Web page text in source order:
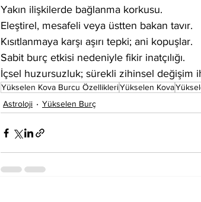
Yakın ilişkilerde bağlanma korkusu.
Eleştirel, mesafeli veya üstten bakan tavır.
Kısıtlanmaya karşı aşırı tepki; ani kopuşlar.
Sabit burç etkisi nedeniyle fikir inatçılığı.
İçsel huzursuzluk; sürekli zihinsel değişim
Yükselen Kova Burcu ÖzellikleriYükselen Kova
Astroloji
Yükselen Burç